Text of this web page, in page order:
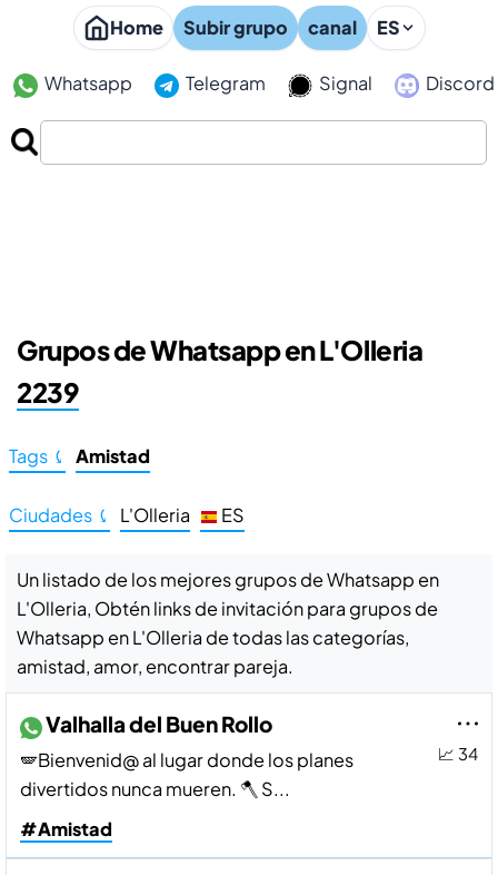
Home Subir grupo canal ES
Whatsapp Telegram Signal Discord
Grupos de Whatsapp en L'Olleria
2239
Tags ⤹ Amistad
Ciudades ⤹ L'Olleria ES
Un listado de los mejores grupos de Whatsapp en
L'Olleria, Obtén links de invitación para grupos de
Whatsapp en L'Olleria de todas las categorías,
amistad, amor, encontrar pareja.
📈 34
Valhalla del Buen Rollo
🪽Bienvenid@ al lugar donde los planes
divertidos nunca mueren. 🪓 S...
#Amistad